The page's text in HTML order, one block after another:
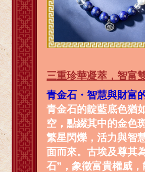
三重珍華凝萃，智富
青金石・智慧與財富
青金石的靛藍底色猶
空，點綴其中的金色
繁星閃爍，活力與智
面而來。古埃及尊其
石”，象徵富貴權威